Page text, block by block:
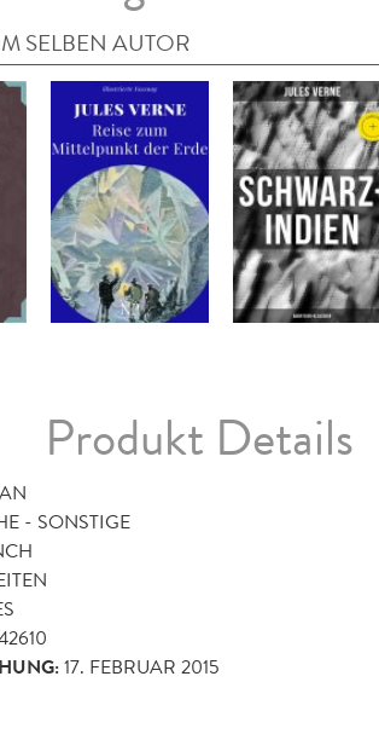
SELBEN AUTOR
Produkt Details
- SONSTIGE
17. FEBRUAR 2015